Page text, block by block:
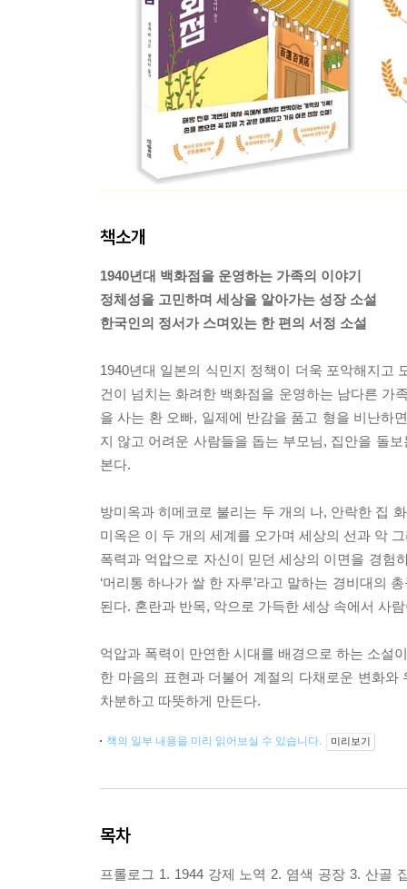
책소개
1940년대 백화점을 운영하는 가족의 이야기
정체성을 고민하며 세상을 알아가는 성장 소설
한국인의 정서가 스며있는 한 편의 서정 소설
1940년대 일본의 식민지 정책이 더욱 포악해지고
건이 넘치는 화려한 백화점을 운영하는 남다른 가
을 사는 환 오빠, 일제에 반감을 품고 형을 비난하
지 않고 어려운 사람들을 돕는 부모님, 집안을 돌
본다.
방미옥과 히메코로 불리는 두 개의 나, 안락한 집
미옥은 이 두 개의 세계를 오가며 세상의 선과 악
폭력과 억압으로 자신이 믿던 세상의 이면을 경험
‘머리통 하나가 쌀 한 자루’라고 말하는 경비대의
된다. 혼란과 반목, 악으로 가득한 세상 속에서 사
억압과 폭력이 만연한 시대를 배경으로 하는 소설
한 마음의 표현과 더불어 계절의 다채로운 변화
차분하고 따뜻하게 만든다.
책의 일부 내용을 미리 읽어보실 수 있습니다. 미리보기
목차
프롤로그 1. 1944 강제 노역 2. 염색 공장 3. 산골